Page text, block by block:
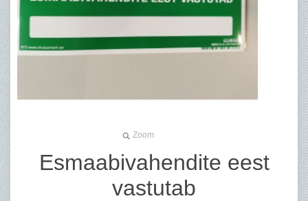
Zoom
Esmaabivahendite eest
vastutab